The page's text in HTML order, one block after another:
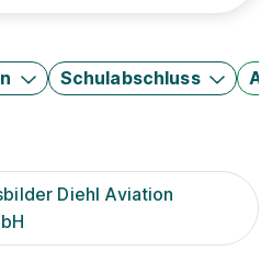
Schulabschluss
Diehl Aviation